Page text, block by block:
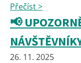
Přečíst >
📢
26. 11. 2025